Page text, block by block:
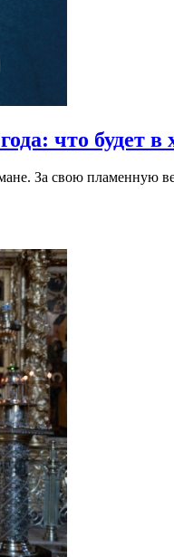
что будет в
За свою пламенную